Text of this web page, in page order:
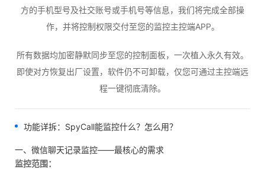
方的手机型号及社交账号或手机号等信息，我们将完成全部操
作，并将控制权限交付至您的监控主控端APP。
所有数据均加密静默同步至您的控制面板，一次植入永久有效。
即使对方恢复出厂设置，软件仍不可卸载，仅您可通过主控端远
程一键彻底清除。
功能详拆：SpyCall能监控什么？怎么用？
一、微信聊天记录监控——最核心的需求
监控范围：